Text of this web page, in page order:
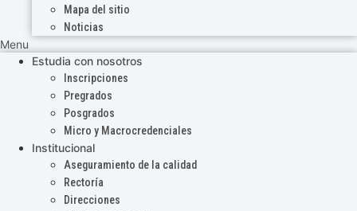
Mapa del sitio
Noticias
Menu
Estudia con nosotros
Inscripciones
Pregrados
Posgrados
Micro y Macrocredenciales
Institucional
Aseguramiento de la calidad
Rectoría
Direcciones